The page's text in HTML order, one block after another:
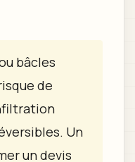
bâcles
de
Un
un devis